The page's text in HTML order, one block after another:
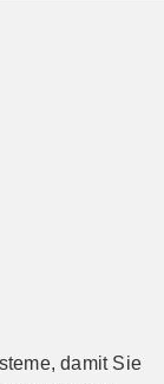
damit Sie